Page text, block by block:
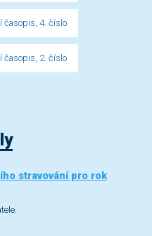
časopis, 4. číslo
časopis, 2. číslo
stravování pro rok